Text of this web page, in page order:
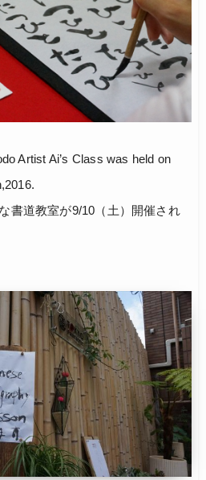
Artist Ai’s Class was held on
書道教室が9/10（土）開催され